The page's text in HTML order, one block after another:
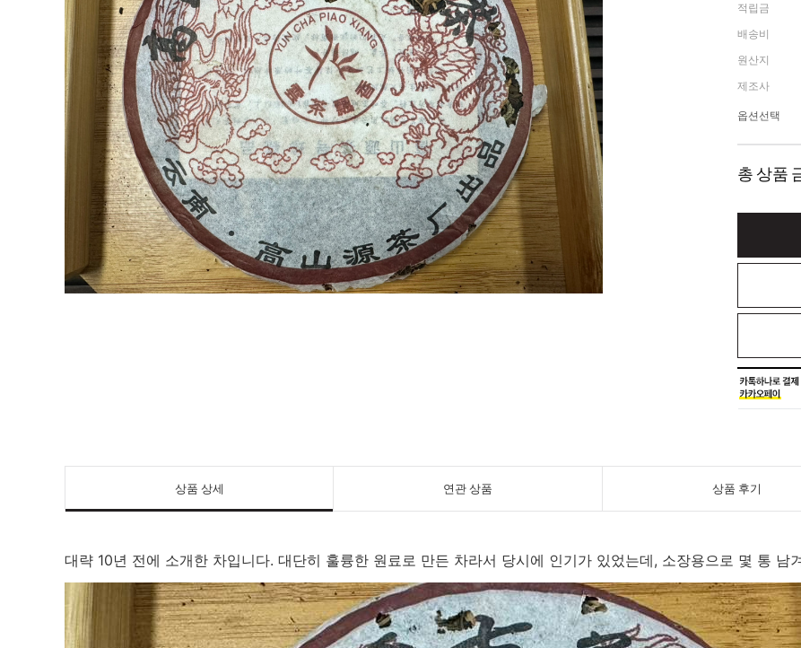
적립금
배송비
원산지
제조사
옵션선택
총 상품
상품 상세 연관 상품 상품 후기
대략 10년 전에 소개한 차입니다. 대단히 훌륭한 원료로 만든 차라서 당시에 인기가 있었는데, 소장용으로 몇 통 남